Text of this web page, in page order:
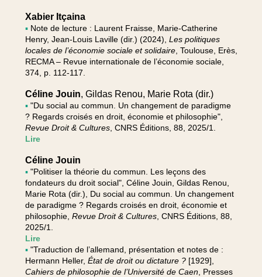
Xabier Itçaina
▪Note de lecture : Laurent Fraisse, Marie-Catherine
Henry, Jean-Louis Laville (dir.) (2024), Les politiques
locales de l’économie sociale et solidaire, Toulouse, Erès,
RECMA – Revue internationale de l’économie sociale,
374, p. 112-117.
Céline Jouin, Gildas Renou, Marie Rota (dir.)
▪"Du social au commun. Un changement de paradigme
? Regards croisés en droit, économie et philosophie",
Revue Droit & Cultures, CNRS Éditions, 88, 2025/1.
Lire
Céline Jouin
▪"Politiser la théorie du commun. Les leçons des
fondateurs du droit social", Céline Jouin, Gildas Renou,
Marie Rota (dir.), Du social au commun. Un changement
de paradigme ? Regards croisés en droit, économie et
philosophie, Revue Droit & Cultures, CNRS Éditions, 88,
2025/1.
Lire
▪"Traduction de l’allemand, présentation et notes de :
Hermann Heller, État de droit ou dictature ?[1929],
Cahiers de philosophie de l’Université de Caen, Presses